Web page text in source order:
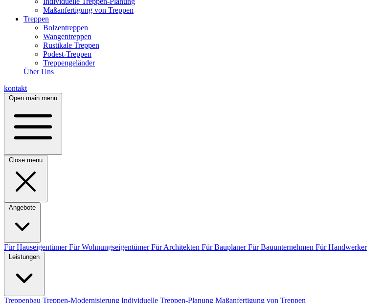
Maßanfertigung von Treppen
Treppen
Bolzentreppen
Wangentreppen
Rustikale Treppen
Podest-Treppen
Treppengeländer
Über Uns
kontakt
Open main menu
Close menu
Angebote
Für HauseigentümerFür WohnungseigentümerFür Architekten Für BauplanerFür Bauunternehmen Für Handwerker
Leistungen
Treppenbau Treppen-Modernisierung Individuelle Treppen-Planung Maßanfertigung von Treppen